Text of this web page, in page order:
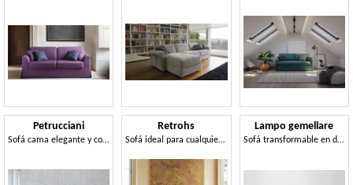
Petrucciani
Sofá cama elegante y confortable.
Retrohs
Sofá ideal para cualquier tipo de ambiente.
Lampo gemellare
Sofá transformable en dos camas.